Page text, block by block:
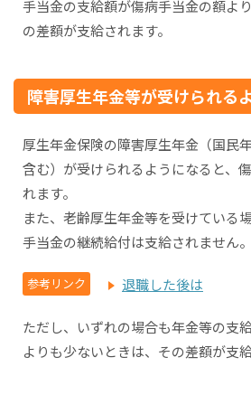
手当金の支給額が傷病手当金の額よ
の差額が支給されます。
障害厚生年金等が受けられる
厚生年金保険の障害厚生年金（国民
含む）が受けられるようになると、
れます。
また、老齢厚生年金等を受けている
手当金の継続給付は支給されません。
参考リンク 退職した後は
ただし、いずれの場合も年金等の支
よりも少ないときは、その差額が支給